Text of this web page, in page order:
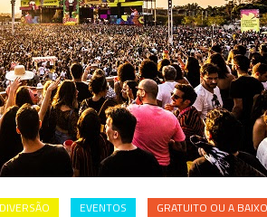
DIVERSÃO EVENTOS GRATUITO OU A